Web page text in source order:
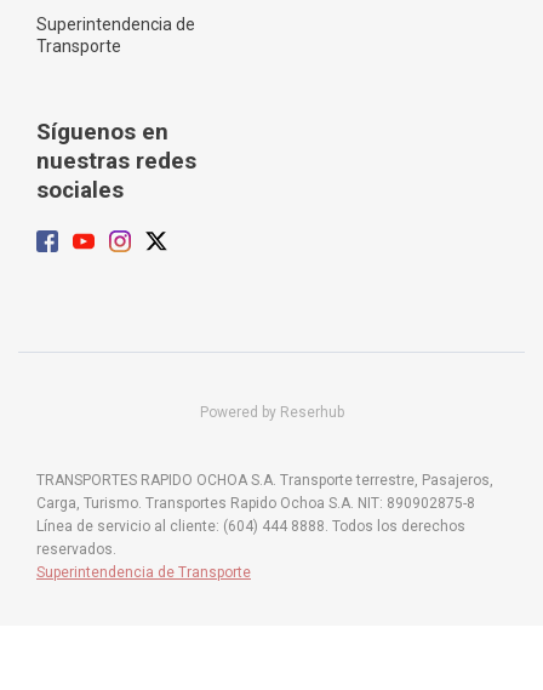
Superintendencia de
Transporte
Síguenos en
nuestras redes
sociales
Powered by Reserhub
TRANSPORTES RAPIDO OCHOA S.A. Transporte terrestre, Pasajeros,
Carga, Turismo. Transportes Rapido Ochoa S.A. NIT: 890902875-8
Línea de servicio al cliente: (604) 444 8888. Todos los derechos
reservados.
Superintendencia de Transporte